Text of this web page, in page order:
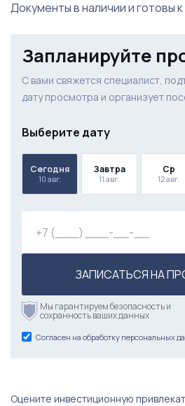
Документы в наличии и готовы
Запланируйте
С вами свяжется специалист,
дату просмотра и организует
Выберите дату
Сегодня
10 авг.
Завтра
11 авг.
Ср
12 авг.
ЗАПИСАТЬСЯ НА
Мы гарантируем безопасность и
сохранность ваших данных
Согласен на обработку персональных
Оцените инвестиционную